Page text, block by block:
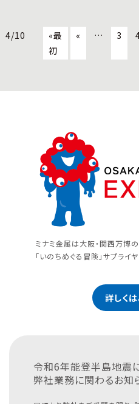
4/10
«最
初
« … 3
ミナミ金属は大阪・関西万博
「いのちめぐる冒険」サプライヤ
詳しくは
令和6年能登半島地震
弊社業務に関わるお知